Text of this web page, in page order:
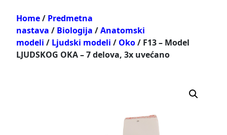
Home/ Predmetna
nastava / Biologija /Anatomski
modeli / Ljudski modeli / Oko/ F13 – Model
LJUDSKOG OKA – 7 delova, 3x uvećano